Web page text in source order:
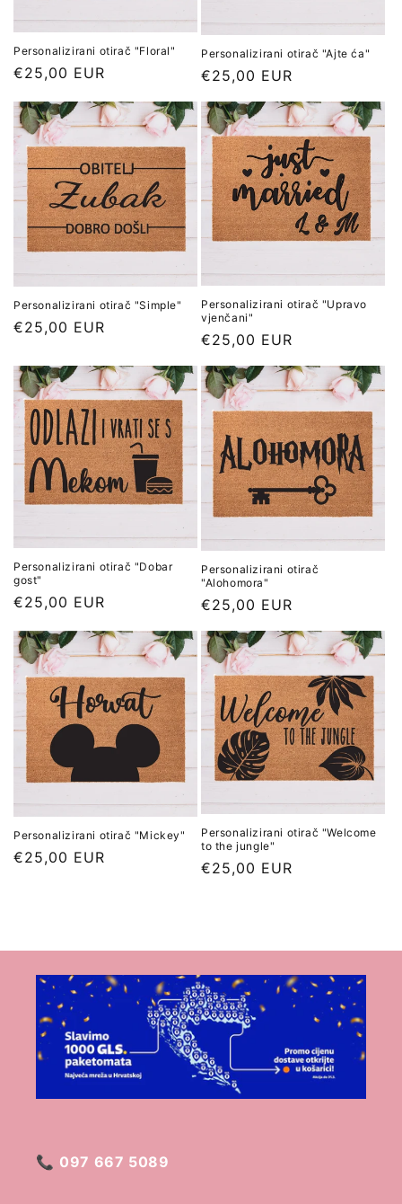
Personalizirani otirač "Floral"
Redovna
€25,00 EUR
Personalizirani otirač "Ajte ća"
Redovna
cijena
€25,00 EUR
Personalizirani otirač "Simple"
Redovna
€25,00 EUR
Personalizirani otirač "Upravo
vjenčani"
Redovna
€25,00 EUR
Personalizirani otirač "Dobar
gost"
Redovna
€25,00 EUR
Personalizirani otirač
"Alohomora"
Redovna
cijena
€25,00 EUR
Personalizirani otirač "Mickey"
Redovna
€25,00 EUR
Personalizirani otirač "Welcome
to the jungle"
Redovna
€25,00 EUR
📞 097 667 5089